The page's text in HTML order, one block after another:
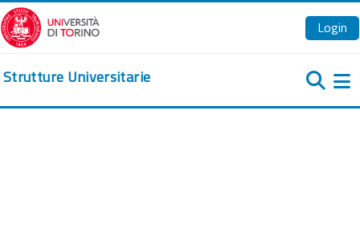
Vai al contenuto principale
Login
Strutture Universitarie